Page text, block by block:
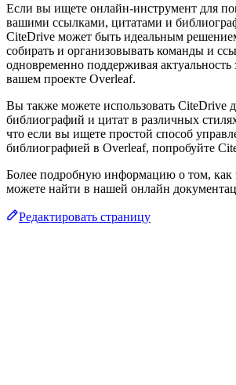
Если вы ищете онлайн-инструмент для
вашими ссылками, цитатами и
CiteDrive может быть идеальным
собирать и организовывать команды и
одновременно поддерживая
вашем проекте Overleaf.
Вы также можете использовать CiteDrive
библиографий и цитат в различных
что если вы ищете простой способ
библиографией в Overleaf, попробуйте
Более подробную информацию о том, как
можете найти в нашей онлайн
Редактировать страницу